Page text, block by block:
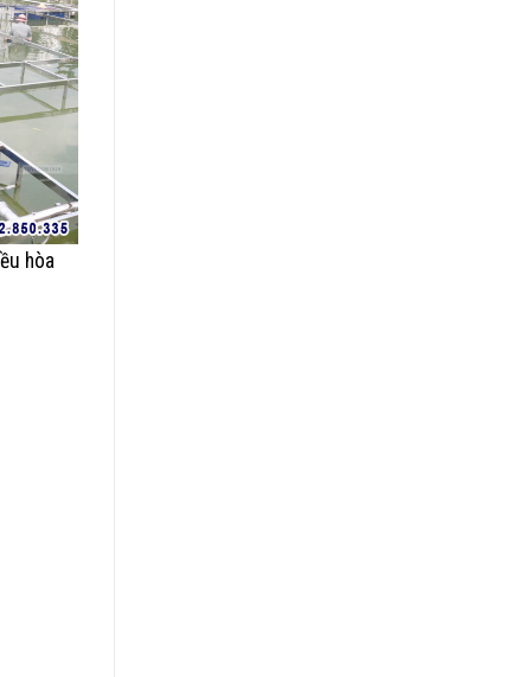
hòa